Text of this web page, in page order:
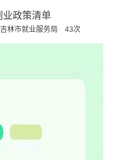
业政策清单
林市就业服务局 43次